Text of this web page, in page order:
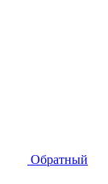
Обратный